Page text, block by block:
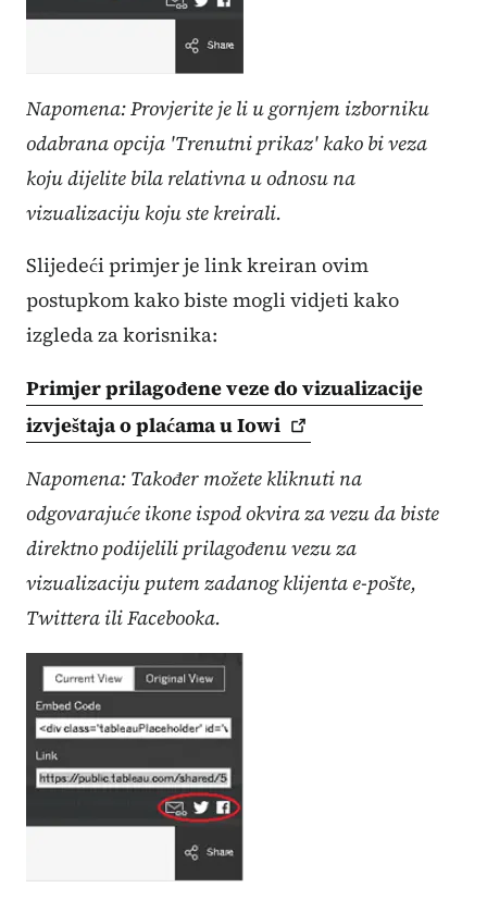
Napomena: Provjerite je li u gornjem izborniku
odabrana opcija 'Trenutni prikaz' kako bi veza
koju dijelite bila relativna u odnosu na
vizualizaciju koju ste kreirali.
Slijedeći primjer je link kreiran ovim
postupkom kako biste mogli vidjeti kako
izgleda za korisnika:
Primjer prilagođene veze do vizualizacije
izvještaja o plaćama uIowi
Napomena: Također možete kliknuti na
odgovarajuće ikone ispod okvira za vezu da biste
direktno podijelili prilagođenu vezu za
vizualizaciju putem zadanog klijenta e-pošte,
Twittera ili Facebooka.